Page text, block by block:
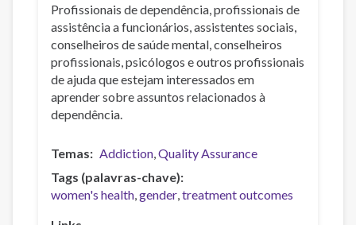
Profissionais de dependência, profissionais de
assistência a funcionários, assistentes sociais,
conselheiros de saúde mental, conselheiros
profissionais, psicólogos e outros profissionais
de ajuda que estejam interessados em
aprender sobre assuntos relacionados à
dependência.
Temas Addiction Quality Assurance
Tags (palavras-chave)
women's health gender treatment outcomes